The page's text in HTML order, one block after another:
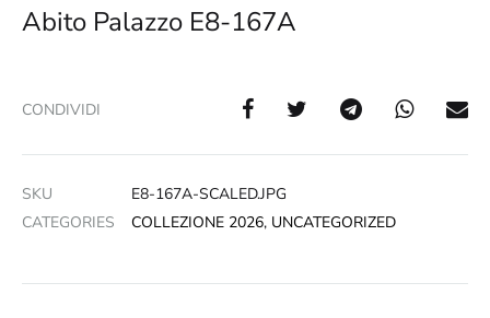
Abito Palazzo E8-167A
CONDIVIDI
SKU
E8-167A-SCALED.JPG
CATEGORIES
COLLEZIONE 2026, UNCATEGORIZED